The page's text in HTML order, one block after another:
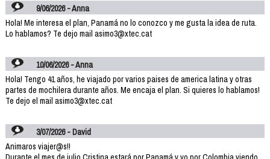
9/06/2026 - Anna
Hola! Me interesa el plan, Panamá no lo conozco y me gusta la idea de ruta.
Lo hablamos? Te dejo mail asimo3@xtec.cat
10/06/2026 - Anna
Hola! Tengo 41 años, he viajado por varios paises de america latina y otras
partes de mochilera durante años. Me encaja el plan. Si quieres lo hablamos!
Te dejo el mail asimo3@xtec.cat
3/07/2026 - David
Animaros viajer@s!!